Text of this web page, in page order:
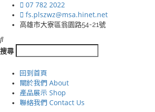
07 782 2022
fs.plszwz@msa.hinet.net
高雄市大寮區翁園路54-21號
搜尋
回到首頁
關於我們 About
產品展示 Shop
聯絡我們 Contact Us